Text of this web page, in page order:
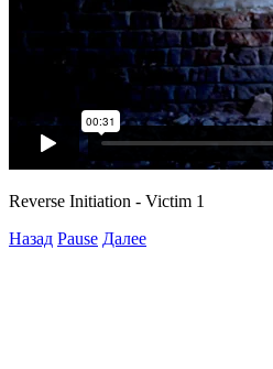
Reverse Initiation - Victim 1
Назад Pause Далее